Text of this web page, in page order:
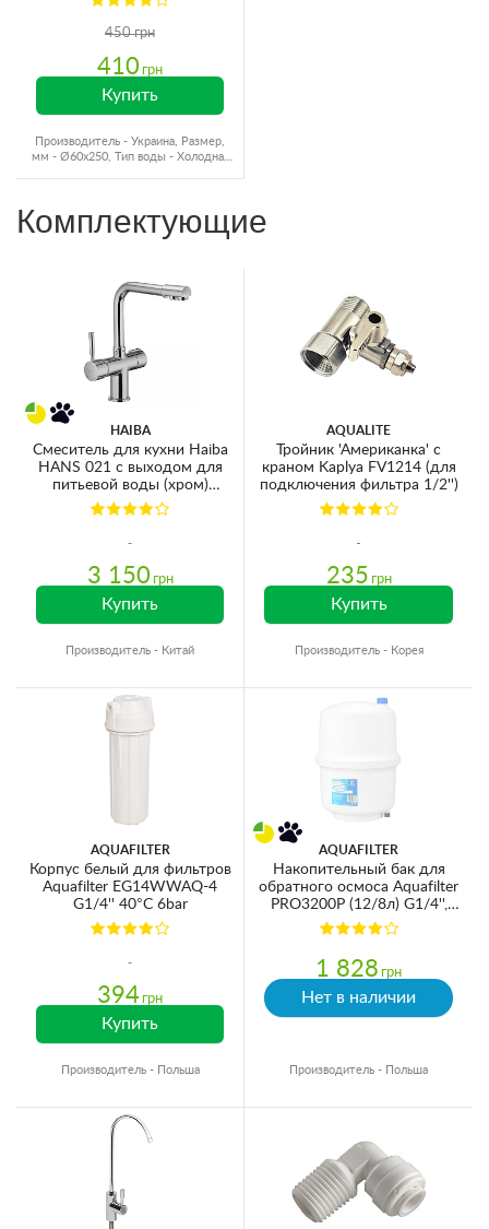
450 грн
410 грн
Купить
Производитель - Украина, Размер,
мм - Ø60x250, Тип воды - Холодная
Комплектующие
HAIBA
Смеситель для кухни Haiba
HANS 021 с выходом для
питьевой воды (хром)
(HB0681)
3 150 грн
Купить
Производитель - Китай
AQUALITE
Тройник 'Американка' с
краном Kaplya FV1214 (для
подключения фильтра 1/2'')
235 грн
Купить
Производитель - Корея
AQUAFILTER
Корпус белый для фильтров
Aquafilter EG14WWAQ-4
G1/4'' 40°C 6bar
394 грн
Купить
Производитель - Польша
AQUAFILTER
Накопительный бак для
обратного осмоса Aquafilter
PRO3200P (12/8л) G1/4'',
пластик
1 828 грн
Нет в наличии
Производитель - Польша